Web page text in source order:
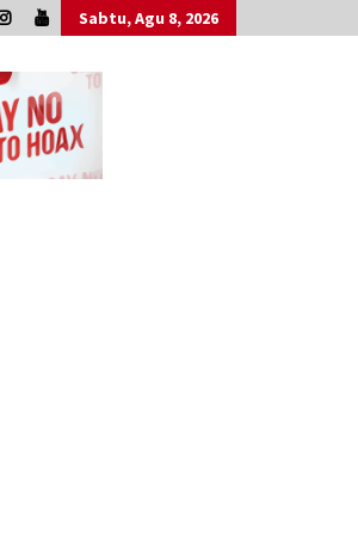
Sabtu, Agu 8, 2026